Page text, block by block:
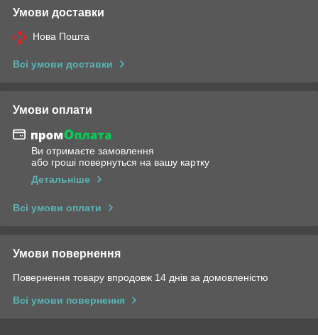
Умови доставки
Нова Пошта
Всі умови доставки
Умови оплати
Ви отримаєте замовлення
або гроші повернуться на вашу картку
Детальніше
Всі умови оплати
Умови повернення
Повернення товару впродовж 14 днів за домовленістю
Всі умови повернення